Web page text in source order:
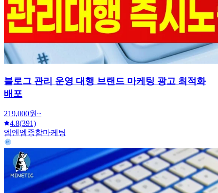
블로그 관리 운영 대행 브랜드 마케팅 광고 최적화
배포
219,000원~
4.8(391)
엠앤엠종합마케팅